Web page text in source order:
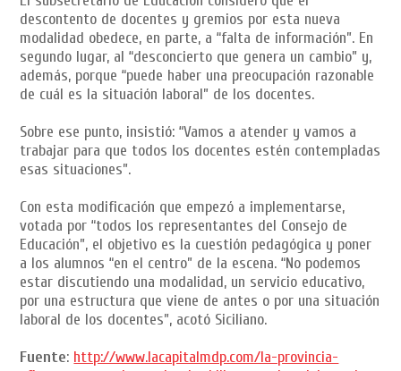
descontento de docentes y gremios por esta nueva
modalidad obedece, en parte, a “falta de información”. En
segundo lugar, al “desconcierto que genera un cambio” y,
además, porque “puede haber una preocupación razonable
de cuál es la situación laboral” de los docentes.
Sobre ese punto, insistió: “Vamos a atender y vamos a
trabajar para que todos los docentes estén contempladas
esas situaciones”.
Con esta modificación que empezó a implementarse,
votada por “todos los representantes del Consejo de
Educación”, el objetivo es la cuestión pedagógica y poner
a los alumnos “en el centro” de la escena. “No podemos
estar discutiendo una modalidad, un servicio educativo,
por una estructura que viene de antes o por una situación
laboral de los docentes”, acotó Siciliano.
Fuente: http://www.lacapitalmdp.com/la-provincia-